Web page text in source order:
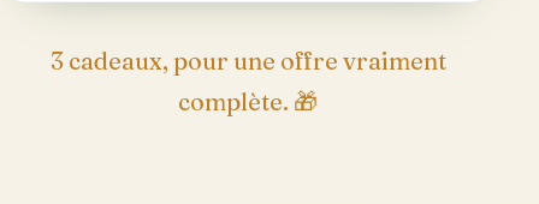
3 cadeaux, pour une offre vraiment
complète. 🎁